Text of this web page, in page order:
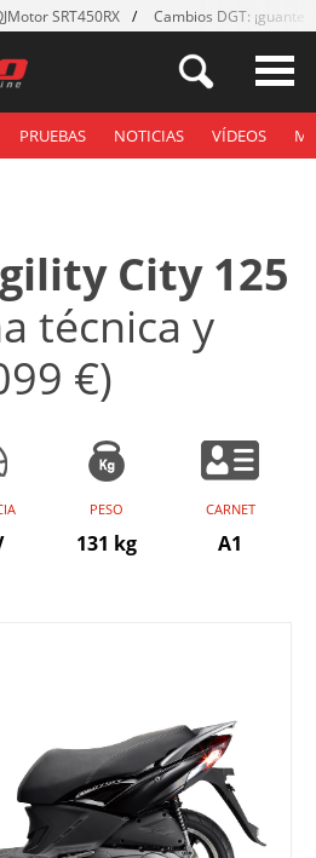
SRT450RX Cambios DGT: ¡guantes!
PRUEBAS NOTICIAS VÍDEOS
City 125
técnica y
€)
PESO
131 kg
CARNET
A1